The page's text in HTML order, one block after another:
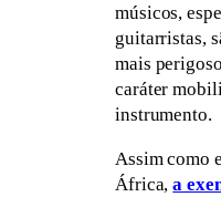
músicos,
guitarristas,
mais
caráter
instrumento.
Assim como
África,a